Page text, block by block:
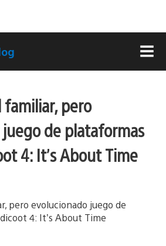
familiar, pero
de plataformas
4: It’s About Time